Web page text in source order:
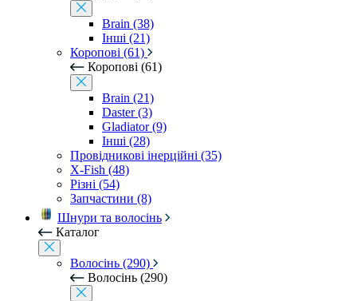
Brain (38)
Інші (21)
Коропові (61)
Коропові (61)
Brain (21)
Daster (3)
Gladiator (9)
Інші (28)
Провідникові інерційні (35)
X-Fish (48)
Різні (54)
Запчастини (8)
Шнури та волосінь
Каталог
Волосінь (290)
Волосінь (290)